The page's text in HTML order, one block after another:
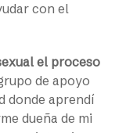
con el
el proceso
de apoyo
donde aprendí
dueña de mi